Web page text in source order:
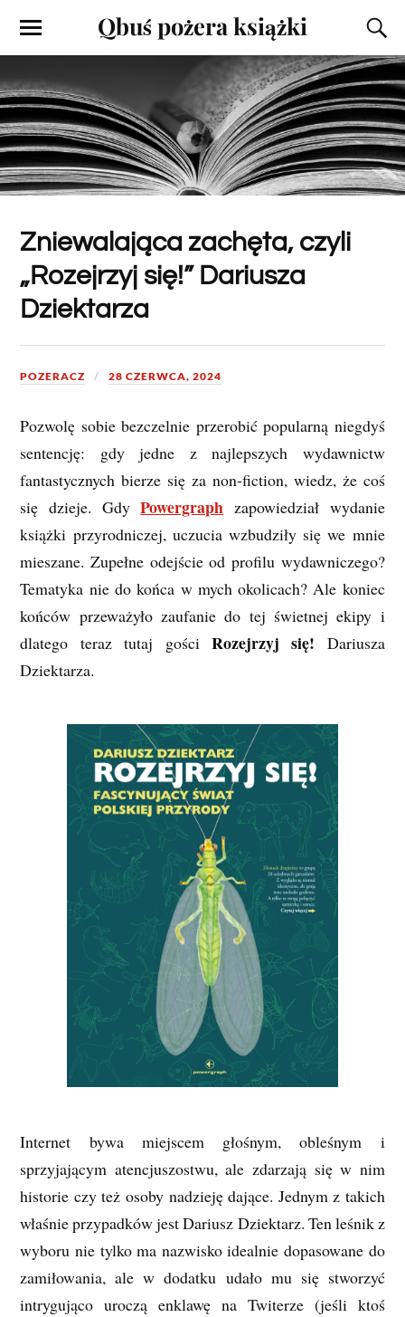
Qbuś pożera książki
Zniewalająca zachęta, czyli
„Rozejrzyj się!” Dariusza
Dziektarza
POZERACZ 28 CZERWCA, 2024
Pozwolę sobie bezczelnie przerobić popularną niegdyś
sentencję: gdy jedne z najlepszych wydawnictw
fantastycznych bierze się za non-fiction, wiedz, że coś
się dzieje. GdyPowergraph zapowiedział wydanie
książki przyrodniczej, uczucia wzbudziły się we mnie
mieszane. Zupełne odejście od profilu wydawniczego?
Tematyka nie do końca w mych okolicach? Ale koniec
końców przeważyło zaufanie do tej świetnej ekipy i
dlatego teraz tutaj gości Rozejrzyj się! Dariusza
Dziektarza.
Internet bywa miejscem głośnym, obleśnym i
sprzyjającym atencjuszostwu, ale zdarzają się w nim
historie czy też osoby nadzieję dające. Jednym z takich
właśnie przypadków jest Dariusz Dziektarz. Ten leśnik z
wyboru nie tylko ma nazwisko idealnie dopasowane do
zamiłowania, ale w dodatku udało mu się stworzyć
intrygująco uroczą enklawę na Twiterze (jeśli ktoś